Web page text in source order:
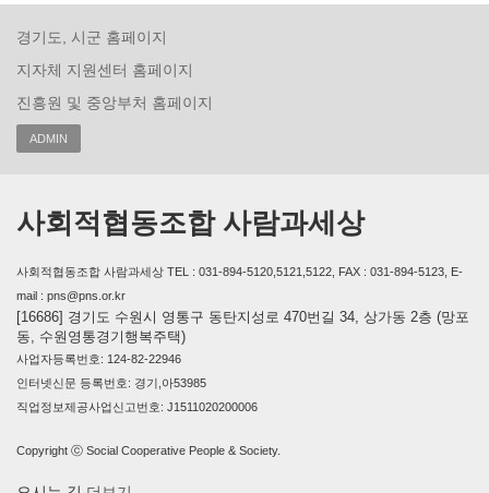
경기도, 시군 홈페이지
지자체 지원센터 홈페이지
진흥원 및 중앙부처 홈페이지
ADMIN
사회적협동조합 사람과세상
사회적협동조합 사람과세상 TEL : 031-894-5120,5121,5122, FAX : 031-894-5123, E-
mail : pns@pns.or.kr
[16686] 경기도 수원시 영통구 동탄지성로 470번길 34, 상가동 2층 (망포
동, 수원영통경기행복주택)
사업자등록번호: 124-82-22946
인터넷신문 등록번호: 경기,아53985
직업정보제공사업신고번호: J1511020200006
Copyright ⓒ Social Cooperative People & Society.